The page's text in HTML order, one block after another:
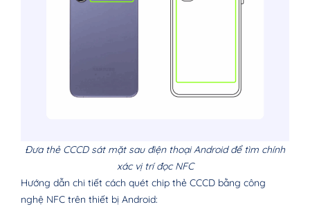
Đưa thẻ CCCD sát mặt sau điện thoại Android để tìm chính
xác vị trí đọc NFC
Hướng dẫn chi tiết cách quét chip thẻ CCCD bằng công
nghệ NFC trên thiết bị Android: